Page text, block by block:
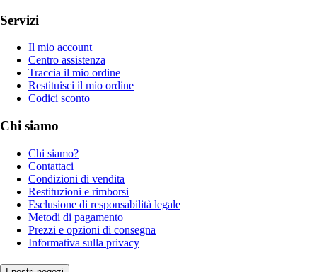
Servizi
Il mio account
Centro assistenza
Traccia il mio ordine
Restituisci il mio ordine
Codici sconto
Chi siamo
Chi siamo?
Contattaci
Condizioni di vendita
Restituzioni e rimborsi
Esclusione di responsabilità legale
Metodi di pagamento
Prezzi e opzioni di consegna
Informativa sulla privacy